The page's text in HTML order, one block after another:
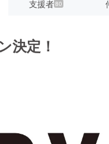
支援者80
決定！